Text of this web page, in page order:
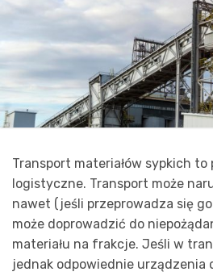
Transport materiałów sypkich
logistyczne. Transport może
nawet (jeśli przeprowadza się
może doprowadzić do
materiału na frakcje. Jeśli w
jednak odpowiednie urządzenia